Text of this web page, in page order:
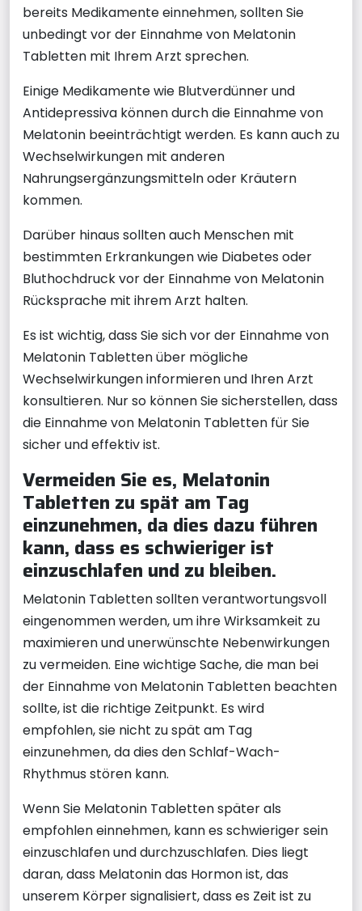
bereits Medikamente einnehmen, sollten Sie
unbedingt vor der Einnahme von Melatonin
Tabletten mit Ihrem Arzt sprechen.
Einige Medikamente wie Blutverdünner und
Antidepressiva können durch die Einnahme von
Melatonin beeinträchtigt werden. Es kann auch zu
Wechselwirkungen mit anderen
Nahrungsergänzungsmitteln oder Kräutern
kommen.
Darüber hinaus sollten auch Menschen mit
bestimmten Erkrankungen wie Diabetes oder
Bluthochdruck vor der Einnahme von Melatonin
Rücksprache mit ihrem Arzt halten.
Es ist wichtig, dass Sie sich vor der Einnahme von
Melatonin Tabletten über mögliche
Wechselwirkungen informieren und Ihren Arzt
konsultieren. Nur so können Sie sicherstellen, dass
die Einnahme von Melatonin Tabletten für Sie
sicher und effektiv ist.
Vermeiden Sie es, Melatonin
Tabletten zu spät am Tag
einzunehmen, da dies dazu führen
kann, dass es schwieriger ist
einzuschlafen und zu bleiben.
Melatonin Tabletten sollten verantwortungsvoll
eingenommen werden, um ihre Wirksamkeit zu
maximieren und unerwünschte Nebenwirkungen
zu vermeiden. Eine wichtige Sache, die man bei
der Einnahme von Melatonin Tabletten beachten
sollte, ist die richtige Zeitpunkt. Es wird
empfohlen, sie nicht zu spät am Tag
einzunehmen, da dies den Schlaf-Wach-
Rhythmus stören kann.
Wenn Sie Melatonin Tabletten später als
empfohlen einnehmen, kann es schwieriger sein
einzuschlafen und durchzuschlafen. Dies liegt
daran, dass Melatonin das Hormon ist, das
unserem Körper signalisiert, dass es Zeit ist zu